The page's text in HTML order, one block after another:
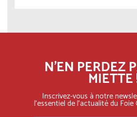
N'EN PERDEZ
MIETTE
Inscrivez-vous à notre
l'essentielde l'actualité du Foie